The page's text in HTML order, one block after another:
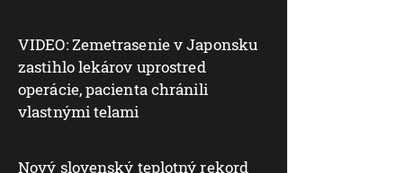
VIDEO: Zemetrasenie v Japonsku
zastihlo lekárov uprostred
operácie, pacienta chránili
vlastnými telami
Nový slovenský teplotný rekord